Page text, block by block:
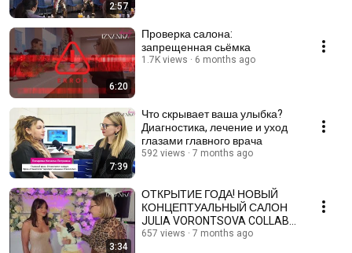
2:57
6:20
Проверка салона:
запрещенная сьёмка
1.7K views 6 months ago
7:39
Что скрывает ваша улыбка?
Диагностика, лечение и уход
глазами главного врача
592 views 7 months ago
3:34
ОТКРЫТИЕ ГОДА! НОВЫЙ
КОНЦЕПТУАЛЬНЫЙ САЛОН
JULIA VORONTSOVA COLLAB
NAIL & BEAUTY BAR
657 views 7 months ago